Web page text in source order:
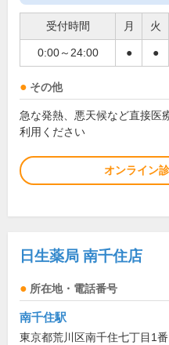
受付時間 月 火
0:00～24:00 ● ●
その他
急な発熱、悪天候など直接医
利用ください
オンライン
日生薬局 南千住店
所在地・電話番号
南千住駅
東京都荒川区南千住七丁目1